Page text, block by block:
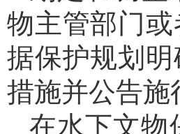
物主管部门
据保护规划
措施并公告施
在水下文物